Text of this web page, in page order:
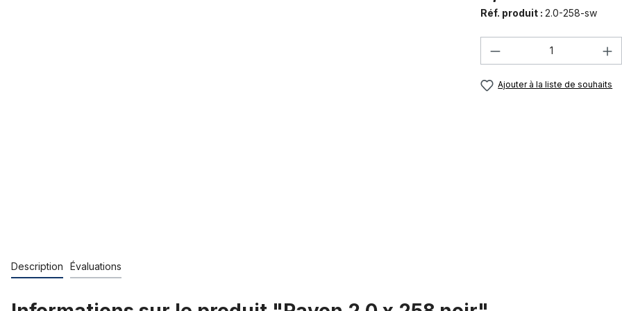
Réf. produit : 2.0-258-sw
Quantité de
Ajouter à la liste de souhaits
Description Évaluations